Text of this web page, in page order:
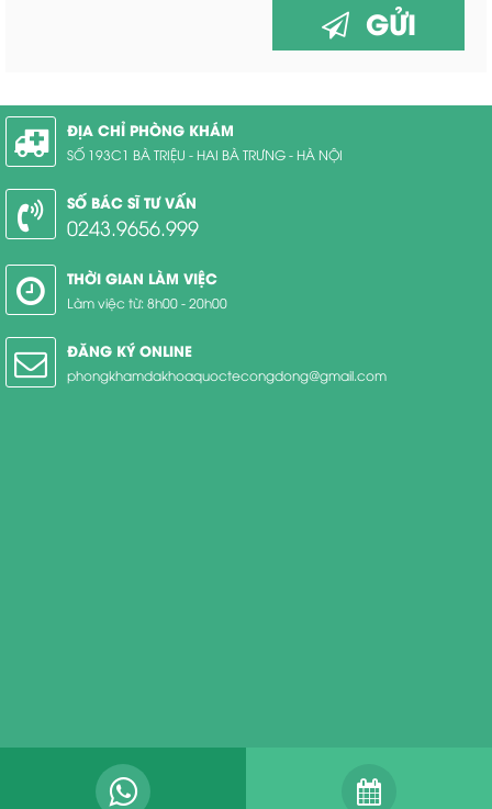
GỬI
ĐỊA CHỈ PHÒNG KHÁM
SỐ 193C1 BÀ TRIỆU - HAI BÀ TRƯNG - HÀ NỘI
SỐ BÁC SĨ TƯ VẤN
0243.9656.999
THỜI GIAN LÀM VIỆC
Làm việc từ: 8h00 - 20h00
ĐĂNG KÝ ONLINE
phongkhamdakhoaquoctecongdong@gmail.com